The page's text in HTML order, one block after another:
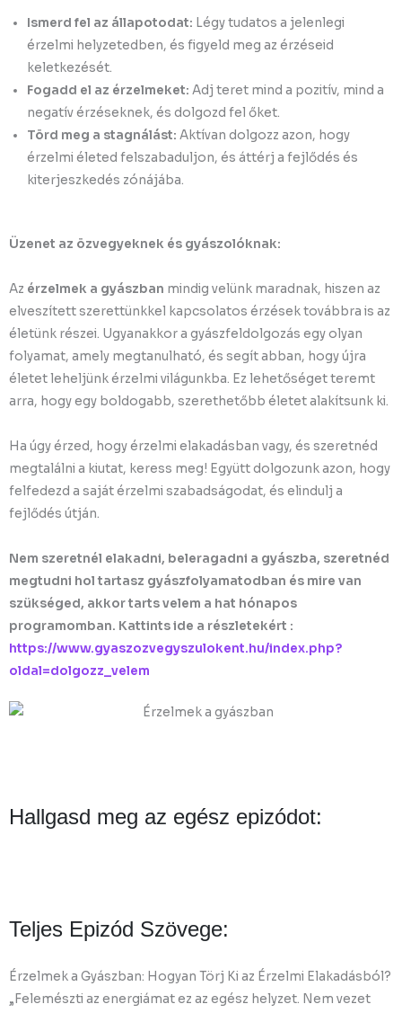
Ismerd fel az állapotodat: Légy tudatos a jelenlegi
érzelmi helyzetedben, és figyeld meg az érzéseid
keletkezését.
Fogadd el az érzelmeket: Adj teret mind a pozitív, mind a
negatív érzéseknek, és dolgozd fel őket.
Törd meg a stagnálást: Aktívan dolgozz azon, hogy
érzelmi életed felszabaduljon, és áttérj a fejlődés és
kiterjeszkedés zónájába.
Üzenet az özvegyeknek és gyászolóknak:
Az érzelmek a gyászban mindig velünk maradnak, hiszen az
elveszített szerettünkkel kapcsolatos érzések továbbra is az
életünk részei. Ugyanakkor a gyászfeldolgozás egy olyan
folyamat, amely megtanulható, és segít abban, hogy újra
életet leheljünk érzelmi világunkba. Ez lehetőséget teremt
arra, hogy egy boldogabb, szerethetőbb életet alakítsunk ki.
Ha úgy érzed, hogy érzelmi elakadásban vagy, és szeretnéd
megtalálni a kiutat, keress meg! Együtt dolgozunk azon, hogy
felfedezd a saját érzelmi szabadságodat, és elindulj a
fejlődés útján.
Nem szeretnél elakadni, beleragadni a gyászba, szeretnéd
megtudni hol tartasz gyászfolyamatodban és mire van
szükséged, akkor tarts velem a hat hónapos
programomban. Kattints ide a részletekért :
https://www.gyaszozvegyszulokent.hu/index.php?
oldal=dolgozz_velem
Hallgasd meg az egész epizódot:
Teljes Epizód Szövege:
Érzelmek a Gyászban: Hogyan Törj Ki az Érzelmi Elakadásból?
„Felemészti az energiámat ez az egész helyzet. Nem vezet